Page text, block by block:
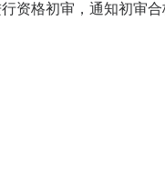
资格初审，通知初审